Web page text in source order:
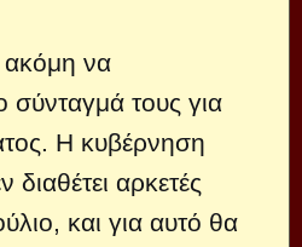
ακόμη να
σύνταγμά τους για
Η κυβέρνηση
αρκετές
και για αυτό θα